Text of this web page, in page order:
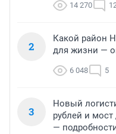
14 270
2
Какой район
для жизни —
6 048 5
3
Новый
рублей и мост
—